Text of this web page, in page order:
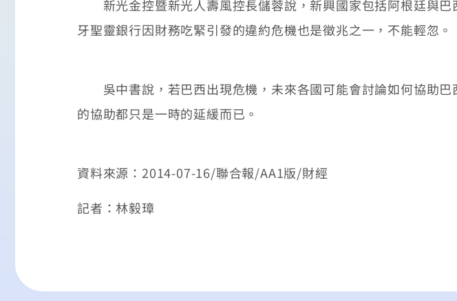
新光金控暨新光人壽風控長儲蓉說，新興國家包括阿根廷與巴
牙聖靈銀行因財務吃緊引發的違約危機也是徵兆之一，不能輕忽。
吳中書說，若巴西出現危機，未來各國可能會討論如何協助巴
的協助都只是一時的延緩而已。
資料來源：2014-07-16/聯合報/AA1版/財經
記者：林毅璋